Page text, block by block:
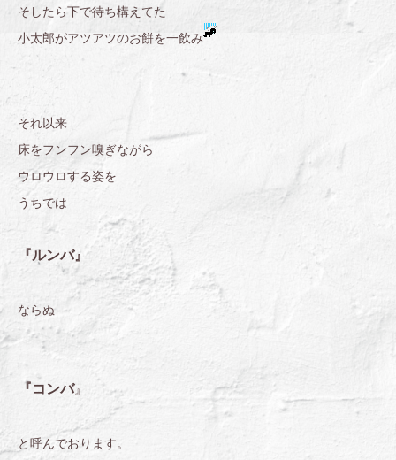
そしたら下で待ち構えてた
小太郎がアツアツのお餅を一飲み
それ以来
床をフンフン嗅ぎながら
ウロウロする姿を
うちでは
『ルンバ』
ならぬ
『コンバ』
と呼んでおります。